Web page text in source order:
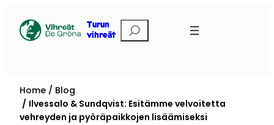
content
Turun
vihreät
Etsi
Home
Blog
Ilvessalo & Sundqvist: Esitämme velvoitetta
vehreyden ja pyöräpaikkojen lisäämiseksi